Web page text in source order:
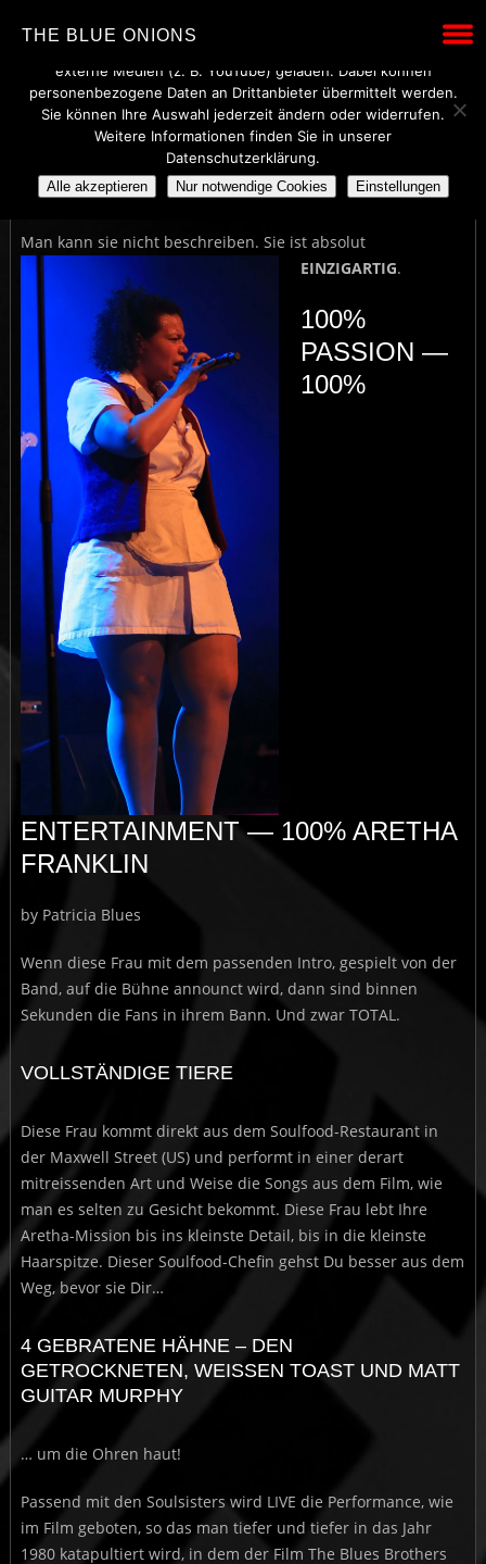
THE BLUE ONIONS
ARETHA FRANKLIN
Man kann sie nicht beschreiben. Sie ist absolut
EINZIGARTIG.
100%
PASSION —
100%
ENTERTAINMENT — 100% ARETHA
FRANKLIN
by Patricia Blues
Wenn diese Frau mit dem passenden Intro, gespielt von der
Band, auf die Bühne announct wird, dann sind binnen
Sekunden die Fans in ihrem Bann. Und zwar TOTAL.
VOLLSTÄNDIGE TIERE
Diese Frau kommt direkt aus dem Soulfood-Restaurant in
der Maxwell Street (US) und performt in einer derart
mitreissenden Art und Weise die Songs aus dem Film, wie
man es selten zu Gesicht bekommt. Diese Frau lebt Ihre
Aretha-Mission bis ins kleinste Detail, bis in die kleinste
Haarspitze. Dieser Soulfood-Chefin gehst Du besser aus dem
Weg, bevor sie Dir…
4 GEBRATENE HÄHNE – DEN
GETROCKNETEN, WEISSEN TOAST UND MATT
GUITAR MURPHY
… um die Ohren haut!
Passend mit den Soulsisters wird LIVE die Performance, wie
im Film geboten, so das man tiefer und tiefer in das Jahr
1980 katapultiert wird, in dem der Film The Blues Brothers
Wir verwenden technisch notwendige Cookies, um den Betrieb
dieser Website sicherzustellen. Mit Ihrer Einwilligung werden
externe Medien (z. B. YouTube) geladen. Dabei können
personenbezogene Daten an Drittanbieter übermittelt werden.
Sie können Ihre Auswahl jederzeit ändern oder widerrufen.
Weitere Informationen finden Sie in unserer
Datenschutzerklärung.
Alle akzeptieren Nur notwendige Cookies Einstellungen